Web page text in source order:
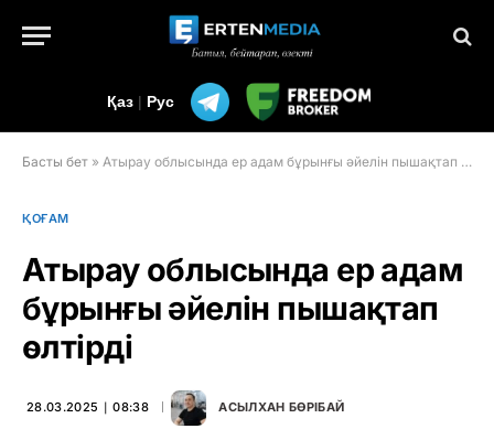
Қаз | Рус
Басты бет » Атырау облысында ер адам бұрынғы әйелін пышақтап өлтірді
ҚОҒАМ
Атырау облысында ер адам
бұрынғы әйелін пышақтап
өлтірді
28.03.2025 ∣ 08:38 АСЫЛХАН БӨРІБАЙ